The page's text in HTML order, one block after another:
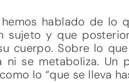
hemos hablado de lo
sujeto y que
cuerpo. Sobre lo
ni se metaboliza. Un
lo “que se lleva